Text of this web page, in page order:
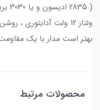
(
ولتاز 12 ولت
بهتر است مدار با یک مقاومت 0.5 یا یک اهم سری
محصولات مرتبط